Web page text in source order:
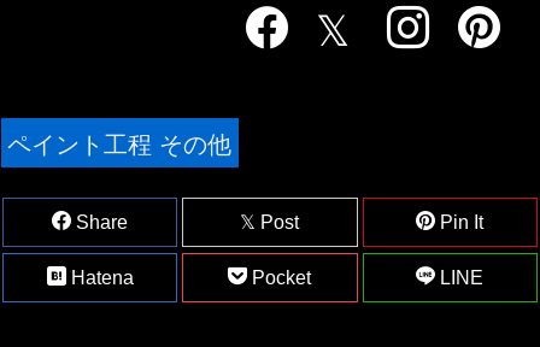
ペイント工程 その他
Share Post Pin It
Hatena Pocket LINE